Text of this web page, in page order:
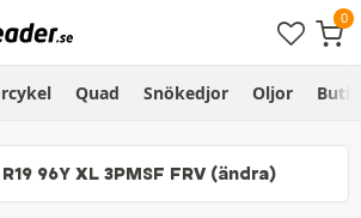
Quad Snökedjor Oljor Butik
96Y XL 3PMSF FRV (ändra)